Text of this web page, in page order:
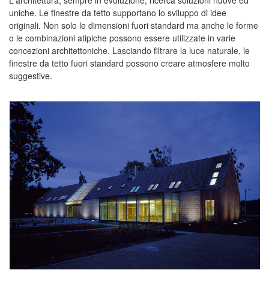
uniche. Le finestre da tetto supportano lo sviluppo di idee
originali. Non solo le dimensioni fuori standard ma anche le forme
o le combinazioni atipiche possono essere utilizzate in varie
concezioni architettoniche. Lasciando filtrare la luce naturale, le
finestre da tetto fuori standard possono creare atmosfere molto
suggestive.